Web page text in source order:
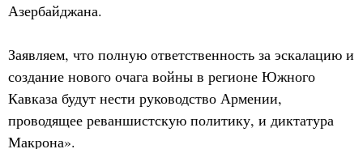
Азербайджана.
Заявляем, что полную ответственность за эскалацию и
создание нового очага войны в регионе Южного
Кавказа будут нести руководство Армении,
проводящее реваншистскую политику, и диктатура
Макрона».